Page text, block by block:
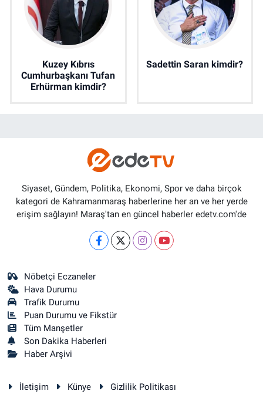
Kuzey Kıbrıs
Cumhurbaşkanı Tufan
Erhürman kimdir?
Sadettin Saran kimdir?
Siyaset, Gündem, Politika, Ekonomi, Spor ve daha birçok
kategori de Kahramanmaraş haberlerine her an ve her yerde
erişim sağlayın! Maraş'tan en güncel haberler edetv.com'de
Nöbetçi Eczaneler
Hava Durumu
Trafik Durumu
Puan Durumu ve Fikstür
Tüm Manşetler
Son Dakika Haberleri
Haber Arşivi
İletişim Künye Gizlilik Politikası